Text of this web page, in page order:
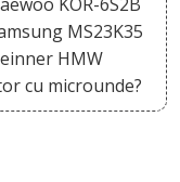
MS23K35
HMW
cu microunde?